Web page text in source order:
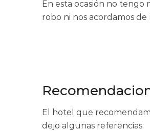
En esta ocasión no
robo ni nos acordamos de
El hotel que
dejo algunas referencias: